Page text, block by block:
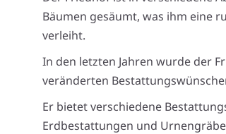
Bäumen gesäumt, was ihm eine
verleiht.
In den letzten Jahren wurde der
veränderten
Er bietet verschiedene
Erdbestattungen und